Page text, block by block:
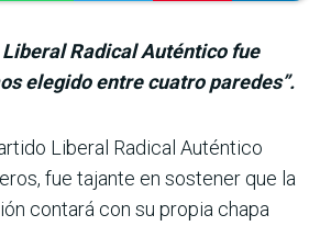
Radical Auténtico fue
elegido entre cuatro paredes”.
Liberal Radical Auténtico
fue tajante en sostener que la
contará con su propia chapa